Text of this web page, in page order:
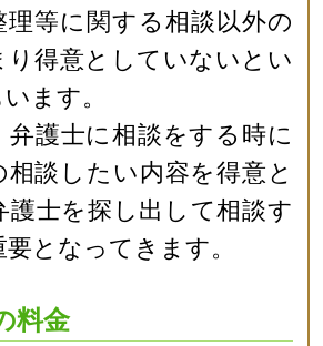
理等に関する相談以外の
り得意としていないとい
ます。
弁護士に相談をする時に
相談したい内容を得意と
護士を探し出して相談す
となってきます。
料金